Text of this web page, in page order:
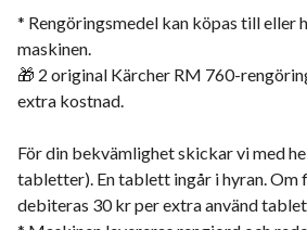
* Rengöringsmedel kan köpas till eller
maskinen.
🎁 2 original Kärcher RM 760-
extra kostnad.
För din bekvämlighet skickar vi med
tabletter). En tablett ingår i hyran. Om
debiteras 30 kr per extra använd